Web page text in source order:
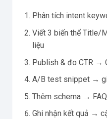
Phân tích intent
Viết 3 biến thể Title/
liệu
Publish & đo CTR →
A/B test snippet →
Thêm schema →
Ghi nhận kết quả →